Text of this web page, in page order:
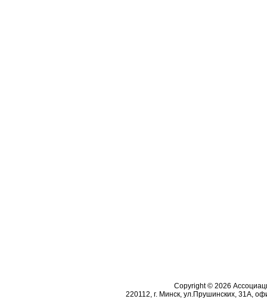
Copyright © 2026
220112, г. Минск, ул.Прушинских, 31А,